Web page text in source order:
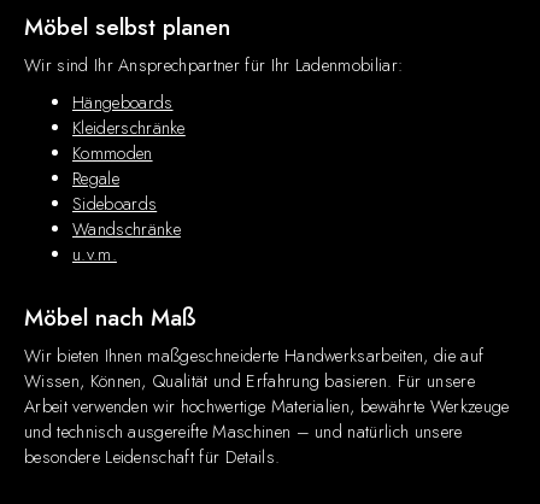
Möbel selbst planen
Wir sind Ihr Ansprechpartner für Ihr Ladenmobiliar:
Hängeboards
Kleiderschränke
Kommoden
Regale
Sideboards
Wandschränke
u.v.m.
Möbel nach Maß
Wir bieten Ihnen maßgeschneiderte Handwerksarbeiten, die auf
Wissen, Können, Qualität und Erfahrung basieren. Für unsere
Arbeit verwenden wir hochwertige Materialien, bewährte Werkzeuge
und technisch ausgereifte Maschinen – und natürlich unsere
besondere Leidenschaft für Details.